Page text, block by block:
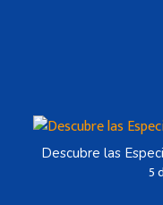
Descubre las
5